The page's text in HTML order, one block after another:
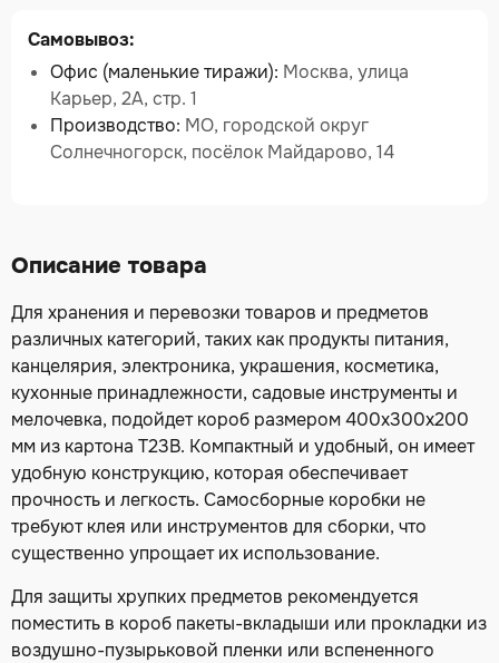
Самовывоз:
Офис (маленькие тиражи): Москва, улица
Карьер, 2А, стр. 1
Производство: МО, городской округ
Солнечногорск, посёлок Майдарово, 14
Описание товара
Для хранения и перевозки товаров и предметов
различных категорий, таких как продукты питания,
канцелярия, электроника, украшения, косметика,
кухонные принадлежности, садовые инструменты и
мелочевка, подойдет короб размером 400х300х200
мм из картона Т23B. Компактный и удобный, он имеет
удобную конструкцию, которая обеспечивает
прочность и легкость. Самосборные коробки не
требуют клея или инструментов для сборки, что
существенно упрощает их использование.
Для защиты хрупких предметов рекомендуется
поместить в короб пакеты-вкладыши или прокладки из
воздушно-пузырьковой пленки или вспененного